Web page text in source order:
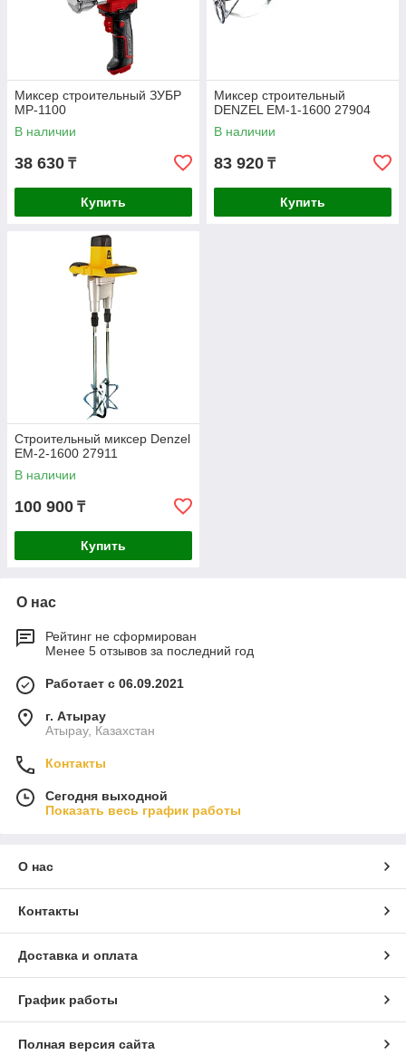
Миксер строительный ЗУБР
МР-1100
В наличии
38 630 ₸
Купить
Миксер строительный
DENZEL EM-1-1600 27904
В наличии
83 920 ₸
Купить
Строительный миксер Denzel
EM-2-1600 27911
В наличии
100 900 ₸
Купить
О нас
Рейтинг не сформирован
Менее 5 отзывов за последний год
Работает с 06.09.2021
г. Атырау
Атырау, Казахстан
Контакты
Сегодня выходной
Показать весь график работы
О нас
Контакты
Доставка и оплата
График работы
Полная версия сайта